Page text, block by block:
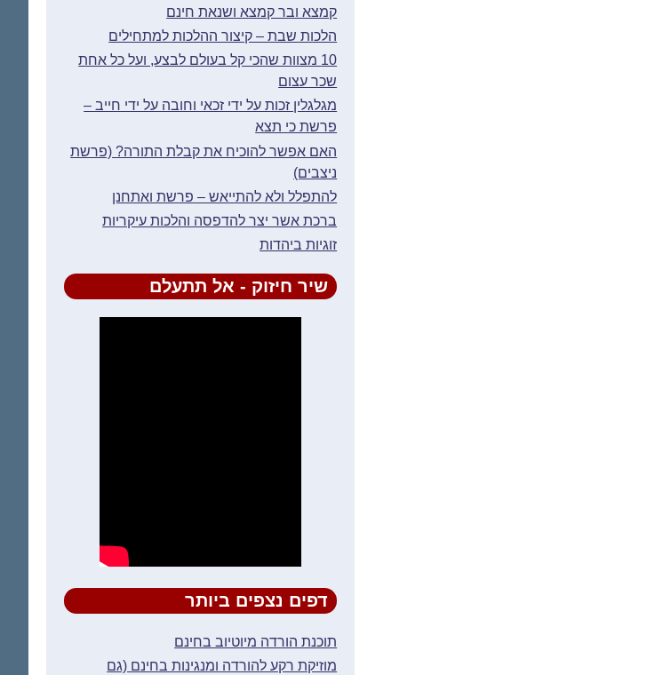
קמצא ובר קמצא ושנאת חינם
הלכות שבת – קיצור ההלכות למתחילים
10 מצוות שהכי קל בעולם לבצע, ועל כל אחת
שכר עצום
מגלגלין זכות על ידי זכאי וחובה על ידי חייב –
פרשת כי תצא
האם אפשר להוכיח את קבלת התורה? (פרשת
ניצבים)
להתפלל ולא להתייאש – פרשת ואתחנן
ברכת אשר יצר להדפסה והלכות עיקריות
זוגיות ביהדות
שיר חיזוק - אל תתעלם
דפים נצפים ביותר
תוכנת הורדה מיוטיוב בחינם
מוזיקת רקע להורדה ומנגינות בחינם (גם